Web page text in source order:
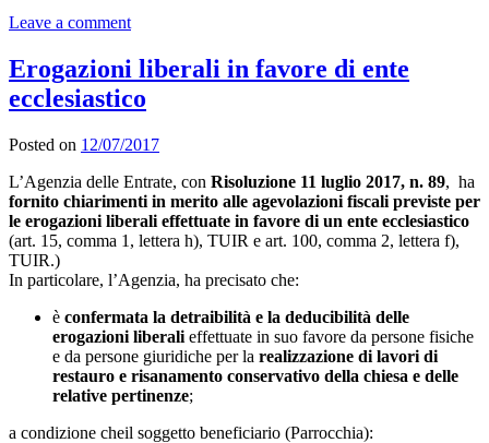
Leave a comment
Erogazioni liberali in favore di ente
ecclesiastico
Posted on 12/07/2017
L’Agenzia delle Entrate, con Risoluzione 11 luglio 2017, n. 89, ha
fornito chiarimenti in merito alle agevolazioni fiscali previste per
le erogazioni liberali effettuate in favore di un ente ecclesiastico
(art. 15, comma 1, lettera h), TUIR e art. 100, comma 2, lettera f),
TUIR.)
In particolare, l’Agenzia, ha precisato che:
è confermata la detraibilità e la deducibilità delle
erogazioni liberali effettuate in suo favore da persone fisiche
e da persone giuridiche per la realizzazione di lavori di
restauro e risanamento conservativo della chiesa e delle
relative pertinenze;
a condizione cheil soggetto beneficiario (Parrocchia):